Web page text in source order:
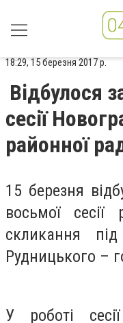
18:29, 15 березня 2017 р.
Відбулося
сесії
районної
15 березня
восьмої
скликання
Рудницького –
У роботі